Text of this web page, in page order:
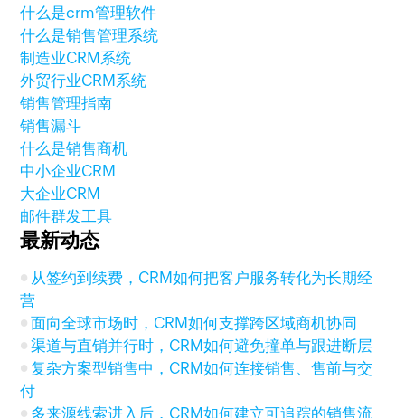
什么是crm管理软件
什么是销售管理系统
制造业CRM系统
外贸行业CRM系统
销售管理指南
销售漏斗
什么是销售商机
中小企业CRM
大企业CRM
邮件群发工具
最新动态
从签约到续费，CRM如何把客户服务转化为长期经
营
面向全球市场时，CRM如何支撑跨区域商机协同
渠道与直销并行时，CRM如何避免撞单与跟进断层
复杂方案型销售中，CRM如何连接销售、售前与交
付
多来源线索进入后，CRM如何建立可追踪的销售流